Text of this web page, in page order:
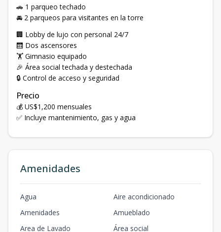
🚗 1 parqueo techado
🚘 2 parqueos para visitantes en la torre
🏢 Lobby de lujo con personal 24/7
🛗 Dos ascensores
🏋️ Gimnasio equipado
🎉 Área social techada y destechada
🔒 Control de acceso y seguridad
Precio
💰 US$1,200 mensuales
✅ Incluye mantenimiento, gas y agua
Amenidades
Agua
Aire acondicionado
Amenidades
Amueblado
Area de Lavado
Área social